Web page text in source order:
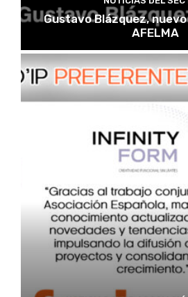
Gustavo Blázquez,
AFELMA